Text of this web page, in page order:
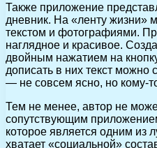
Также приложение
дневник. На «ленту жизни»
текстом и фотографиями.
наглядное и красивое.
двойным нажатием на
дописать в них текст можно
— не совсем ясно, но кому-
Тем не менее, автор не
сопутствующим
которое является одним из
хватает «социальной»